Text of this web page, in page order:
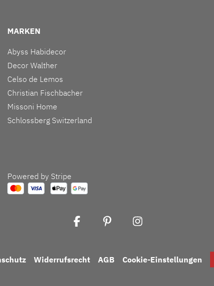
MARKEN
Abyss Habidecor
Decor Walther
Celso de Lemos
Christian Fischbacher
Missoni Home
Schlossberg Switzerland
Powered by Stripe
Widerrufsrecht AGB Cookie-Einstellungen